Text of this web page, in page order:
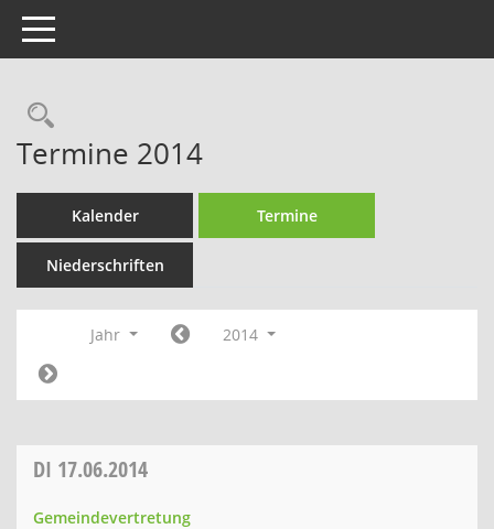
Toggle navigation
Rechercheauswahl
Termine 2014
Kalender Termine
Niederschriften
Jahr 2014
DI 17.06.2014
Gemeindevertretung